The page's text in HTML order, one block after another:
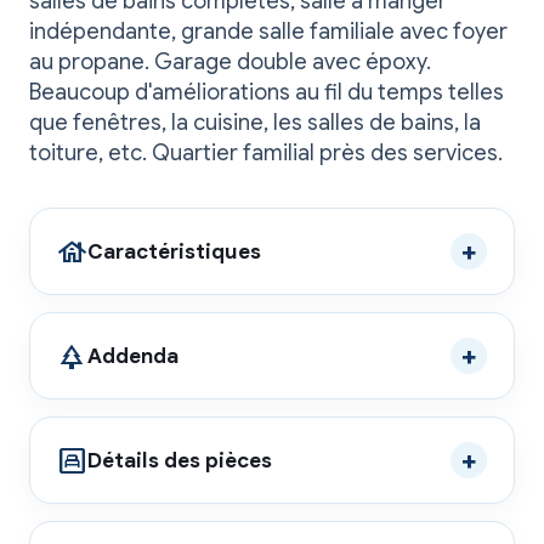
indépendante, grande salle familiale avec foyer
au propane. Garage double avec époxy.
Beaucoup d'améliorations au fil du temps telles
que fenêtres, la cuisine, les salles de bains, la
toiture, etc. Quartier familial près des services.
houseCaractéristiques
parkAddenda
bedroom_childDétails des pièces